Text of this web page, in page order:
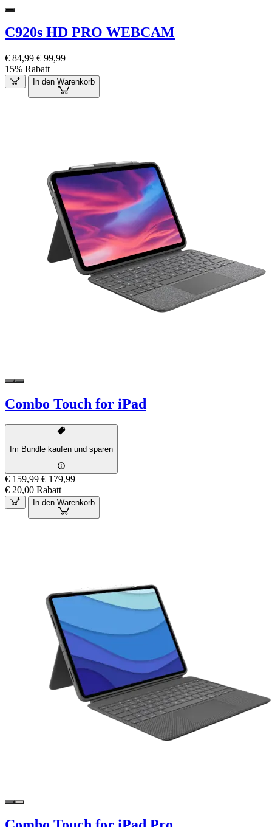
C920s HD PRO WEBCAM
€ 84,99 € 99,99
15% Rabatt
In den Warenkorb
Combo Touch for iPad
Im Bundle kaufen und sparen
€ 159,99 € 179,99
€ 20,00 Rabatt
In den Warenkorb